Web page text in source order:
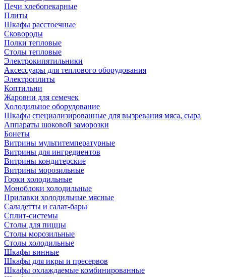
Печи хлебопекарные
Плиты
Шкафы расстоечные
Сковороды
Полки тепловые
Столы тепловые
Электрокипятильники
Аксессуары для теплового оборудования
Электроплиты
Коптильни
Жаровни для семечек
Холодильное оборудование
Шкафы специализированные для вызревания мяса, сыра
Аппараты шоковой заморозки
Бонеты
Витрины мультитемпературные
Витрины для ингредиентов
Витрины кондитерские
Витрины морозильные
Горки холодильные
Моноблоки холодильные
Прилавки холодильные мясные
Саладетты и салат-бары
Сплит-системы
Столы для пиццы
Столы морозильные
Столы холодильные
Шкафы винные
Шкафы для икры и пресервов
Шкафы охлаждаемые комбинированные